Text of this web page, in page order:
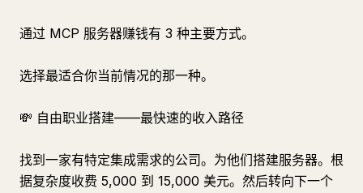
通过 MCP 服务器赚钱有 3 种主要方式。
选择最适合你当前情况的那一种。
💸 自由职业搭建——最快速的收入路径
找到一家有特定集成需求的公司。为他们搭建服务器。根
据复杂度收费 5,000 到 15,000 美元。然后转向下一个